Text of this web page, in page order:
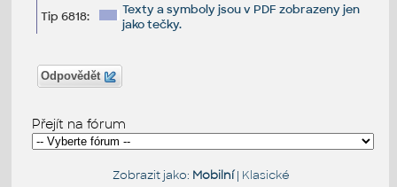
Tip 6818:
Texty a symboly jsou v PDF zobrazeny jen
jako tečky.
Odpovědět
Přejít na fórum
Zobrazit jako: Mobilní| Klasické